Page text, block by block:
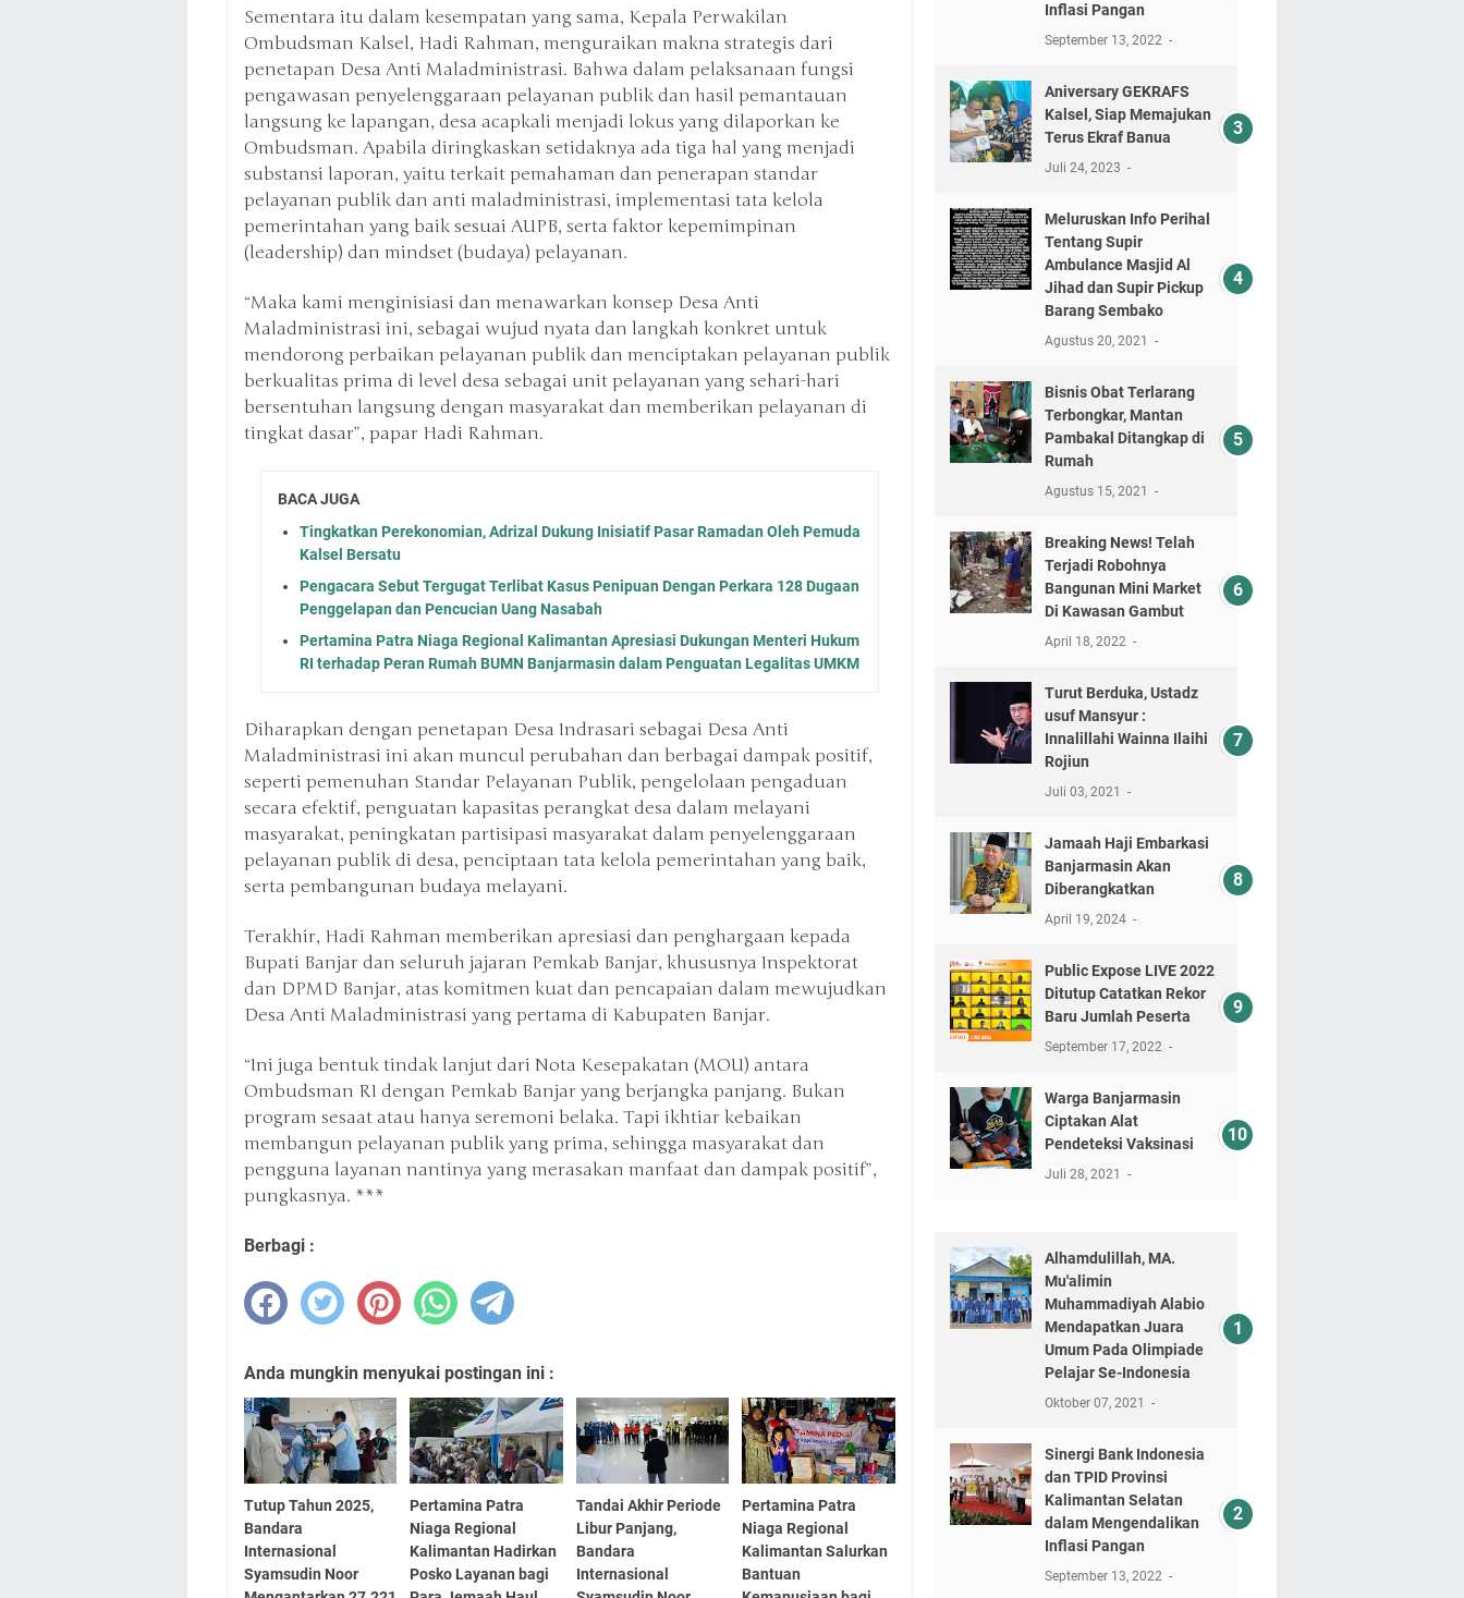
Sementara itu dalam kesempatan yang sama, Kepala Perwakilan
Ombudsman Kalsel, Hadi Rahman, menguraikan makna strategis dari
penetapan Desa Anti Maladministrasi. Bahwa dalam pelaksanaan fungsi
pengawasan penyelenggaraan pelayanan publik dan hasil pemantauan
langsung ke lapangan, desa acapkali menjadi lokus yang dilaporkan ke
Ombudsman. Apabila diringkaskan setidaknya ada tiga hal yang menjadi
substansi laporan, yaitu terkait pemahaman dan penerapan standar
pelayanan publik dan anti maladministrasi, implementasi tata kelola
pemerintahan yang baik sesuai AUPB, serta faktor kepemimpinan
(leadership) dan mindset (budaya) pelayanan.
“Maka kami menginisiasi dan menawarkan konsep Desa Anti
Maladministrasi ini, sebagai wujud nyata dan langkah konkret untuk
mendorong perbaikan pelayanan publik dan menciptakan pelayanan publik
berkualitas prima di level desa sebagai unit pelayanan yang sehari-hari
bersentuhan langsung dengan masyarakat dan memberikan pelayanan di
tingkat dasar”, papar Hadi Rahman.
BACA JUGA
Tingkatkan Perekonomian, Adrizal Dukung Inisiatif Pasar Ramadan Oleh Pemuda
Kalsel Bersatu
Pengacara Sebut Tergugat Terlibat Kasus Penipuan Dengan Perkara 128 Dugaan
Penggelapan dan Pencucian Uang Nasabah
Pertamina Patra Niaga Regional Kalimantan Apresiasi Dukungan Menteri Hukum
RI terhadap Peran Rumah BUMN Banjarmasin dalam Penguatan Legalitas UMKM
Diharapkan dengan penetapan Desa Indrasari sebagai Desa Anti
Maladministrasi ini akan muncul perubahan dan berbagai dampak positif,
seperti pemenuhan Standar Pelayanan Publik, pengelolaan pengaduan
secara efektif, penguatan kapasitas perangkat desa dalam melayani
masyarakat, peningkatan partisipasi masyarakat dalam penyelenggaraan
pelayanan publik di desa, penciptaan tata kelola pemerintahan yang baik,
serta pembangunan budaya melayani.
Terakhir, Hadi Rahman memberikan apresiasi dan penghargaan kepada
Bupati Banjar dan seluruh jajaran Pemkab Banjar, khususnya Inspektorat
dan DPMD Banjar, atas komitmen kuat dan pencapaian dalam mewujudkan
Desa Anti Maladministrasi yang pertama di Kabupaten Banjar.
“Ini juga bentuk tindak lanjut dari Nota Kesepakatan (MOU) antara
Ombudsman RI dengan Pemkab Banjar yang berjangka panjang. Bukan
program sesaat atau hanya seremoni belaka. Tapi ikhtiar kebaikan
membangun pelayanan publik yang prima, sehingga masyarakat dan
pengguna layanan nantinya yang merasakan manfaat dan dampak positif”,
pungkasnya. ***
Berbagi :
Anda mungkin menyukai postingan ini :
Tutup Tahun 2025,
Bandara
Internasional
Syamsudin Noor
Pertamina Patra
Niaga Regional
Kalimantan Hadirkan
Posko Layanan bagi
Tandai Akhir Periode
Libur Panjang,
Bandara
Internasional
Pertamina Patra
Niaga Regional
Kalimantan Salurkan
Bantuan
Inflasi Pangan
September 13, 2022
Aniversary GEKRAFS
Kalsel, Siap Memajukan
Terus Ekraf Banua
Juli 24, 2023
Meluruskan Info Perihal
Tentang Supir
Ambulance Masjid Al
Jihad dan Supir Pickup
Barang Sembako
Agustus 20, 2021
Bisnis Obat Terlarang
Terbongkar, Mantan
Pambakal Ditangkap di
Rumah
Agustus 15, 2021
Breaking News! Telah
Terjadi Robohnya
Bangunan Mini Market
Di Kawasan Gambut
April 18, 2022
Turut Berduka, Ustadz
usuf Mansyur :
Innalillahi Wainna Ilaihi
Rojiun
Juli 03, 2021
Jamaah Haji Embarkasi
Banjarmasin Akan
Diberangkatkan
April 19, 2024
Public Expose LIVE 2022
Ditutup Catatkan Rekor
Baru Jumlah Peserta
September 17, 2022
Warga Banjarmasin
Ciptakan Alat
Pendeteksi Vaksinasi
Juli 28, 2021
Alhamdulillah, MA.
Mu'alimin
Muhammadiyah Alabio
Mendapatkan Juara
Umum Pada Olimpiade
Pelajar Se-Indonesia
Oktober 07, 2021
Sinergi Bank Indonesia
dan TPID Provinsi
Kalimantan Selatan
dalam Mengendalikan
Inflasi Pangan
September 13, 2022